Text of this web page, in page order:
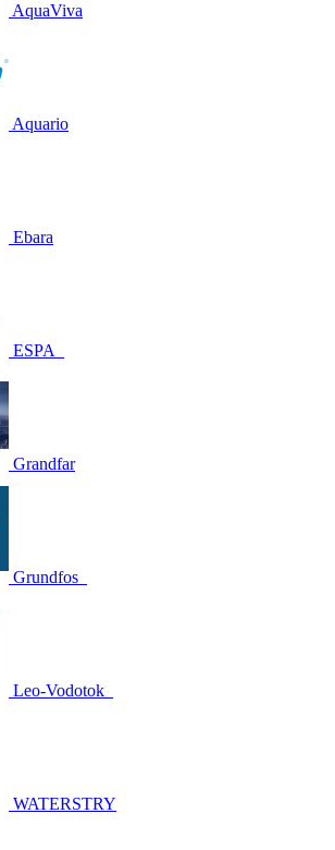
AquaViva
Aquario
Ebara
ESPA_
Grandfar
Grundfos_
Leo-Vodotok_
WATERSTRY